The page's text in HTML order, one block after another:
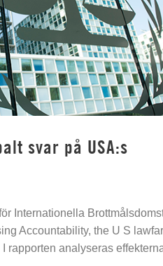
svar på USA:s
Internationella
Accountability, the U S
rapporten analyseras